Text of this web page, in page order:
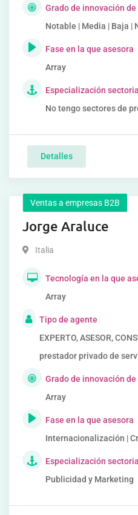
Grado de innovación
Notable | Media | Baja |
Fase en la que asesora
Array
Especialización sectorial
No tengo sectores de
Detalles
Ventas a empresas B2B
Jorge Araluce
Italia
Tecnología en la que
Array
Tipo de agente
EXPERTO, ASESOR,
prestador privado de
Grado de innovación
Array
Fase en la que asesora
Internacionalización |
Especialización sectorial
Publicidad y Marketing